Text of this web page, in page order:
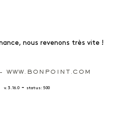
nous revenons très vite !
WWW.BONPOINT.COM
v. 3.16.0 - status: 500